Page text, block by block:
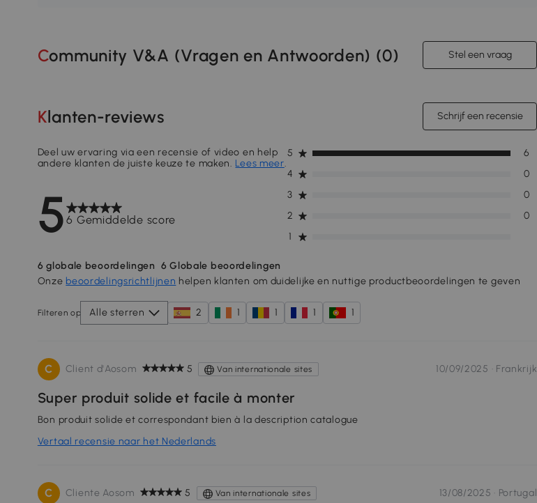
Community V&A (Vragen en Antwoorden) (0) Stel een vraag
Klanten-reviews Schrijf een recensie
56 Gemiddelde score
Deel uw ervaring via een recensie of video en help
andere klanten de juiste keuze te maken. Lees meer.
1
2 0
3 0
4 0
5 6
6 globale beoordelingen 6 Globale beoordelingen
Onze beoordelingsrichtlijnen helpen klanten om duidelijke en nuttige productbeoordelingen te geven
Filteren op Alle sterren 2 1 1 1 1
C Client d'Aosom 5 Van internationale sites 10/09/2025 · Frankrijk
Super produit solide et facile à monter
Bon produit solide et correspondant bien à la description catalogue
Vertaal recensie naar het Nederlands
C Cliente Aosom 5 Van internationale sites 13/08/2025 · Portugal